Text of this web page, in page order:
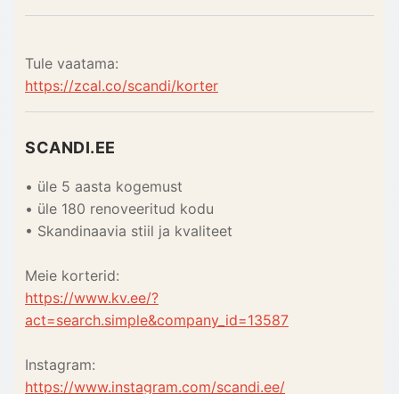
Tule vaatama:
https://zcal.co/scandi/korter
SCANDI.EE
• üle 5 aasta kogemust
• üle 180 renoveeritud kodu
• Skandinaavia stiil ja kvaliteet
Meie korterid:
https://www.kv.ee/?
act=search.simple&company_id=13587
Instagram:
https://www.instagram.com/scandi.ee/